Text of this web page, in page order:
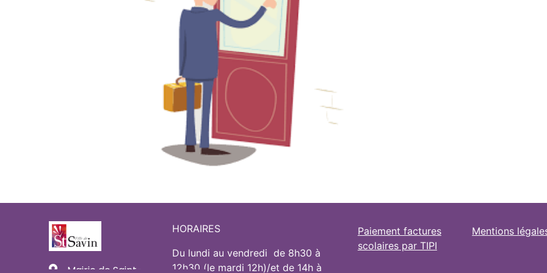
HORAIRES
Du lundi au vendredi de 8h30 à
12h30 (le mardi 12h)/et de 14h à
Paiement factures
scolaires par TIPI
Mentions